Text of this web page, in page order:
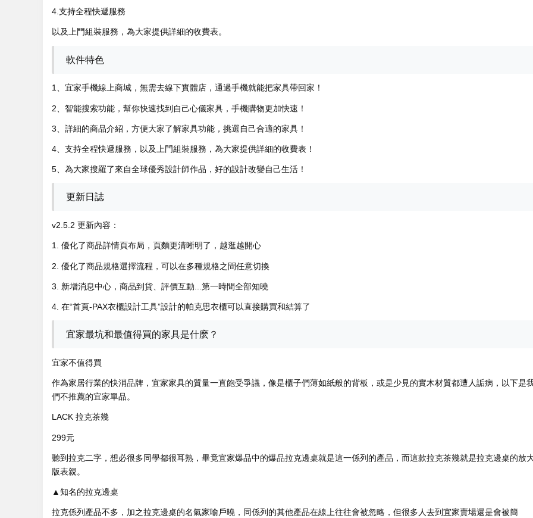
4.支持全程快遞服務
以及上門組裝服務，為大家提供詳細的收費表。
軟件特色
1、宜家手機線上商城，無需去線下實體店，通過手機就能把家具帶回家！
2、智能搜索功能，幫你快速找到自己心儀家具，手機購物更加快速！
3、詳細的商品介紹，方便大家了解家具功能，挑選自己合適的家具！
4、支持全程快遞服務，以及上門組裝服務，為大家提供詳細的收費表！
5、為大家搜羅了來自全球優秀設計師作品，好的設計改變自己生活！
更新日誌
v2.5.2 更新內容：
1. 優化了商品詳情頁布局，頁麵更清晰明了，越逛越開心
2. 優化了商品規格選擇流程，可以在多種規格之間任意切換
3. 新增消息中心，商品到貨、評價互動...第一時間全部知曉
4. 在“首頁-PAX衣櫃設計工具”設計的帕克思衣櫃可以直接購買和結算了
宜家最坑和最值得買的家具是什麽？
宜家不值得買
作為家居行業的快消品牌，宜家家具的質量一直飽受爭議，像是櫃子們薄如紙般的背板，或是少見的實木材質都遭人詬病，以下是
們不推薦的宜家單品。
LACK 拉克茶幾
299元
聽到拉克二字，想必很多同學都很耳熟，畢竟宜家爆品中的爆品拉克邊桌就是這一係列的產品，而這款拉克茶幾就是拉克邊桌的放
版表親。
▲知名的拉克邊桌
拉克係列產品不多，加之拉克邊桌的名氣家喻戶曉，同係列的其他產品在線上往往會被忽略，但很多人去到宜家賣場還是會被簡